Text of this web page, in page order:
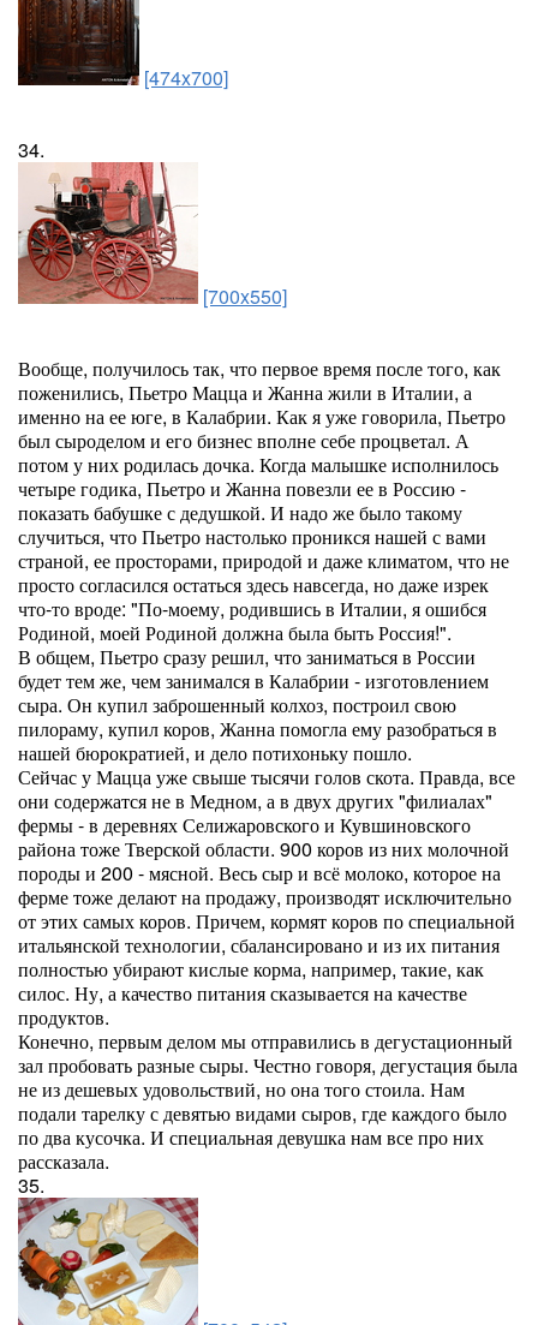
[474x700]
34.
[700x550]
Вообще, получилось так, что первое время после того, как
поженились, Пьетро Мацца и Жанна жили в Италии, а
именно на ее юге, в Калабрии. Как я уже говорила, Пьетро
был сыроделом и его бизнес вполне себе процветал. А
потом у них родилась дочка. Когда малышке исполнилось
четыре годика, Пьетро и Жанна повезли ее в Россию -
показать бабушке с дедушкой. И надо же было такому
случиться, что Пьетро настолько проникся нашей с вами
страной, ее просторами, природой и даже климатом, что не
просто согласился остаться здесь навсегда, но даже изрек
что-то вроде: "По-моему, родившись в Италии, я ошибся
Родиной, моей Родиной должна была быть Россия!".
В общем, Пьетро сразу решил, что заниматься в России
будет тем же, чем занимался в Калабрии - изготовлением
сыра. Он купил заброшенный колхоз, построил свою
пилораму, купил коров, Жанна помогла ему разобраться в
нашей бюрократией, и дело потихоньку пошло.
Сейчас у Мацца уже свыше тысячи голов скота. Правда, все
они содержатся не в Медном, а в двух других "филиалах"
фермы - в деревнях Селижаровского и Кувшиновского
района тоже Тверской области. 900 коров из них молочной
породы и 200 - мясной. Весь сыр и всё молоко, которое на
ферме тоже делают на продажу, производят исключительно
от этих самых коров. Причем, кормят коров по специальной
итальянской технологии, сбалансировано и из их питания
полностью убирают кислые корма, например, такие, как
силос. Ну, а качество питания сказывается на качестве
продуктов.
Конечно, первым делом мы отправились в дегустационный
зал пробовать разные сыры. Честно говоря, дегустация была
не из дешевых удовольствий, но она того стоила. Нам
подали тарелку с девятью видами сыров, где каждого было
по два кусочка. И специальная девушка нам все про них
рассказала.
35.